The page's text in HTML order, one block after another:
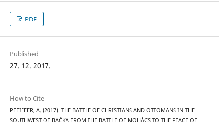
PDF
Published
27. 12. 2017.
How to Cite
PFEIFFER, A. (2017). THE BATTLE OF CHRISTIANS AND OTTOMANS IN THE
SOUTHWEST OF BAČKA FROM THE BATTLE OF MOHÁCS TO THE PEACE OF